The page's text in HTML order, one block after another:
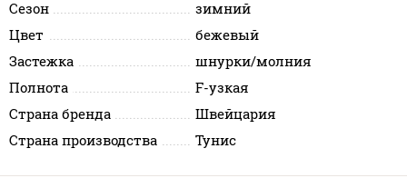
Сезон
зимний
Цвет
бежевый
Застежка
шнурки/молния
Полнота
F-узкая
Страна бренда
Швейцария
Страна производства
Тунис